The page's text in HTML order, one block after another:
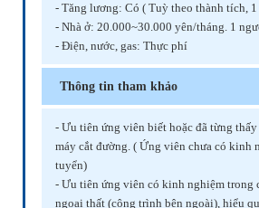
- Tăng lương: Có ( Tuỳ theo thành tích, 1
- Nhà ở: 20.000~30.000 yên/tháng. 1
- Điện, nước, gas: Thực phí
Thông tin tham khảo
- Ưu tiên ứng viên biết hoặc đã từng
máy cắt đường. ( Ứng viên chưa có kinh
tuyển)
- Ưu tiên ứng viên có kinh nghiệm trong
ngoại thất (công trình bên ngoài), hiểu